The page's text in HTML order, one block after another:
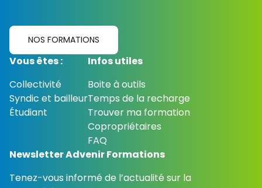
NOS FORMATIONS
Vous êtes :
Collectivité
Syndic et bailleur
Étudiant
Infos utiles
Boite à outils
Temps de la recharge
Trouver ma formation
Copropriétaires
FAQ
Newsletter Advenir Formations
Tenez-vous informé de l’actualité sur la